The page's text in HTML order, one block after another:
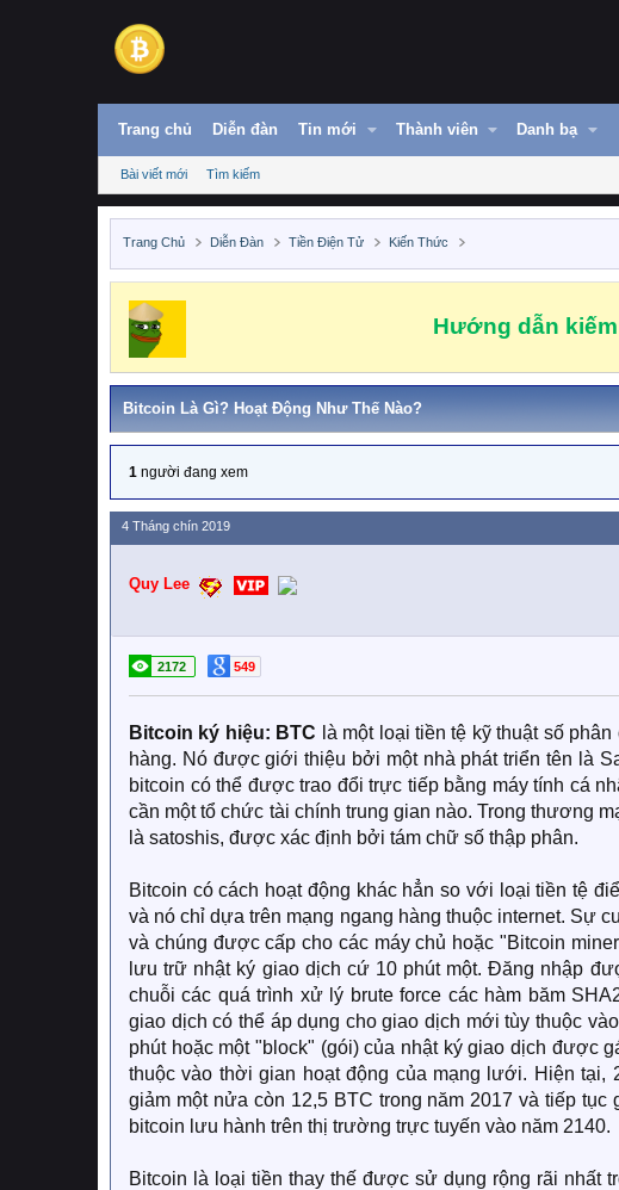
Trang chủ Diễn đàn Tin mới Thành viên Danh bạ
Bài viết mới Tìm kiếm
Trang Chủ Diễn Đàn Tiền Điện Tử Kiến Thức
Hướng dẫn
Bitcoin Là Gì? Hoạt Động Như Thế Nào?
1 người đang xem
4 Tháng chín 2019
Quy Lee
2172 549
Bitcoin ký hiệu: BTC là một loại tiền tệ kỹ thuật số
hàng. Nó được giới thiệu bởi một nhà phát triển tên là
bitcoin có thể được trao đổi trực tiếp bằng máy tính cá
cần một tổ chức tài chính trung gian nào. Trong thương
là satoshis, được xác định bởi tám chữ số thập phân.
Bitcoin có cách hoạt động khác hẳn so với loại tiền tệ
và nó chỉ dựa trên mạng ngang hàng thuộc internet. Sự
và chúng được cấp cho các máy chủ hoặc "Bitcoin
lưu trữ nhật ký giao dịch cứ 10 phút một. Đăng nhập
chuỗi các quá trình xử lý brute force các hàm băm
giao dịch có thể áp dụng cho giao dịch mới tùy thuộc
phút hoặc một "block" (gói) của nhật ký giao dịch được
thuộc vào thời gian hoạt động của mạng lưới. Hiện
giảm một nửa còn 12,5 BTC trong năm 2017 và tiếp
bitcoin lưu hành trên thị trường trực tuyến vào năm 2140.
Bitcoin là loại tiền thay thế được sử dụng rộng rãi nhất